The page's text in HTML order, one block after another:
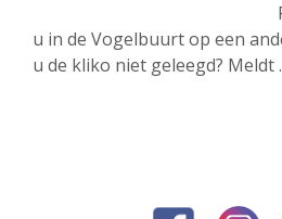
u in de Vogelbuurt op een
u de kliko niet geleegd? Meldt